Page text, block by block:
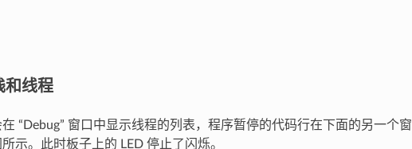
和线程
“Debug” 窗口中显示线程的列表，程序暂停的代码行在下面的另一个窗
示。此时板子上的 LED 停止了闪烁。